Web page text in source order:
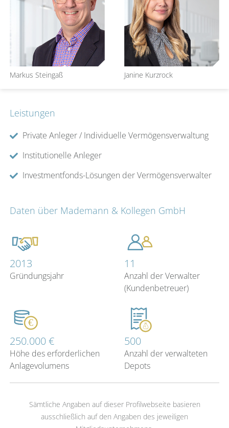
Markus Steingaß Janine Kurzrock
Leistungen
Private Anleger / Individuelle Vermögensverwaltung
Institutionelle Anleger
Investmentfonds-Lösungen der Vermögensverwalter
Daten über Mademann & Kollegen GmbH
2013
Gründungsjahr
11
Anzahl der Verwalter
(Kundenbetreuer)
250.000 €
Höhe des erforderlichen
Anlagevolumens
500
Anzahl der verwalteten
Depots
Sämtliche Angaben auf dieser Profilwebseite basieren
ausschließlich auf den Angaben des jeweiligen